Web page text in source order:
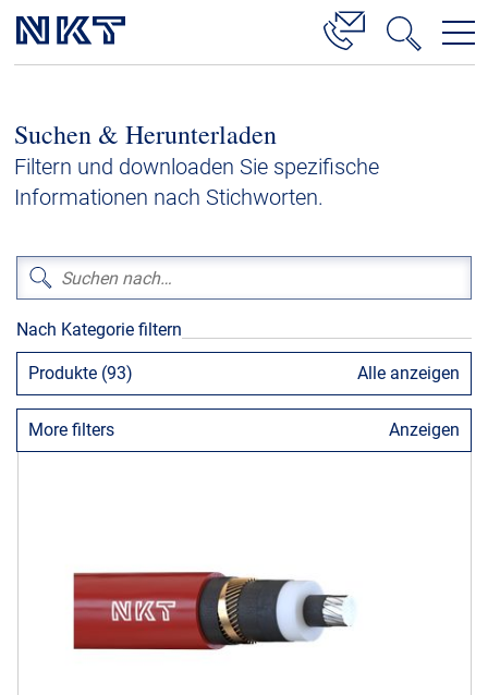
Hochspannung
Kabelservice
Niederspannung
Kabelgarnituren
Referenzen
Downloads
Presse & Events
Geschäftsführung
Unsere Geschichte
Produktion
Nachhaltigkeit
Suchen & Herunterladen
Filtern und downloaden Sie spezifische
Informationen nach Stichworten.
Nach Kategorie filtern
Produkte (93) Alle anzeigen
More filters Anzeigen